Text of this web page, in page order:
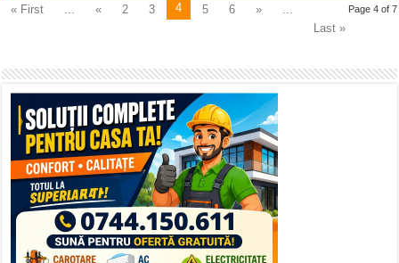
Page 4 of 7
« First ... « 2 3 4 5 6 »
...
Last »